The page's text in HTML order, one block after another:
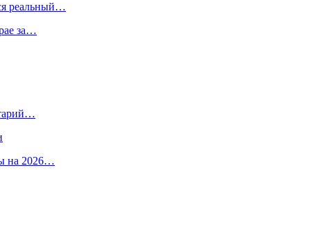
реальный…
за…
на 2026…